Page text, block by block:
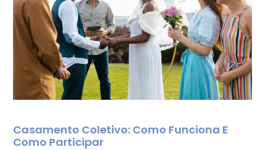
Casamento Coletivo: Como Funciona E
Como Participar